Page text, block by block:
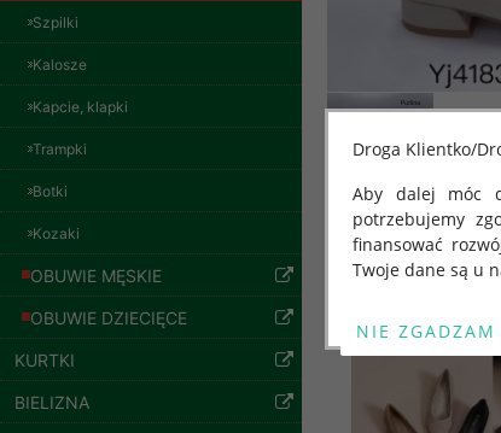
Szpilki
Kalosze
Kapcie, klapki
Trampki
Botki
Kozaki
OBUWIE MĘSKIE
OBUWIE DZIECIĘCE
KURTKI
BIELIZNA
Kolor Paczka 10 szt
57.00 zł
Inne produkty
Droga Klientko/
Aby dalej móc
potrzebujemy
finansować
Twoje dane są u
Od 25 maja
kwietnia 2016 r.
swobodnego
"GDPR" lub
przetwarzaniu